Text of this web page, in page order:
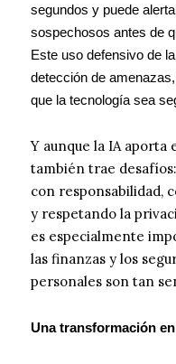
segundos y puede
sospechosos antes de
Este uso defensivo de
detección de
que la tecnología sea
Y aunque la IA aporta
también trae
con responsabilidad,
y respetando la
es especialmente
las finanzas y los
personales son tan
Una transformación